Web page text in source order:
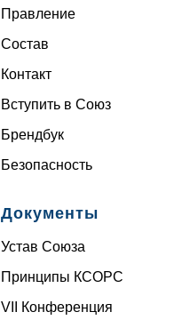
Правление
Состав
Контакт
Вступить в Союз
Брендбук
Безопасность
Документы
Устав Союза
Принципы КСОРС
VII Конференция